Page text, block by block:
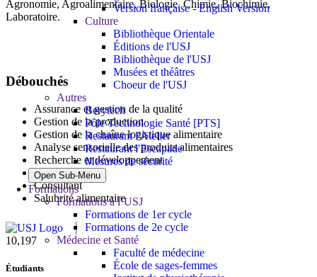
Version française - English Version
Culture
Bibliothèque Orientale
Éditions de l'USJ
Bibliothèque de l'USJ
Musées et théâtres
Choeur de l'USJ
Autres
Berytech
Pôle Technologie Santé [PTS]
Restaurant l'Atelier
Restaurant l'Escapade
Mesures de sécurité
Open Sub-Menu
Formations
Formations à l’USJ
Formations de 1er cycle
Formations de 2e cycle
Médecine et Santé
Faculté de médecine
École de sages-femmes
Agronomie, Agroalimentaire, Biologie, Chimie, Biochimie,
Laboratoire.
Débouchés
Assurance et gestion de la qualité
Gestion de la production
Gestion de la chaîne logistique alimentaire
Analyse sensorielle des produits alimentaires
Recherche et développement
Auditeur
Consultant
Salubrité alimentaire
10,815
Étudiants